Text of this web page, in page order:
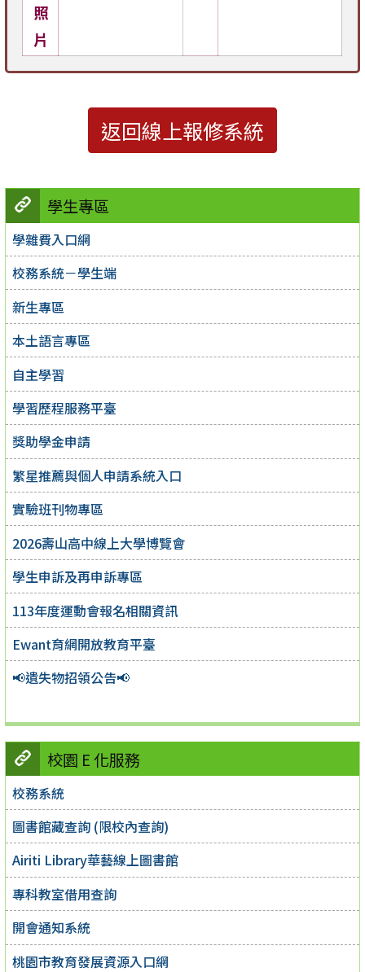
學生專區
學雜費入口網
校務系統－學生端
新生專區
本土語言專區
自主學習
學習歷程服務平臺
獎助學金申請
繁星推薦與個人申請系統入口
實驗班刊物專區
2026壽山高中線上大學博覽會
學生申訴及再申訴專區
113年度運動會報名相關資訊
Ewant育網開放教育平臺
📢遺失物招領公告📢
校園 E 化服務
校務系統
圖書館藏查詢 (限校內查詢)
Airiti Library華藝線上圖書館
專科教室借用查詢
開會通知系統
桃園市教育發展資源入口網
照
片
返回線上報修系統